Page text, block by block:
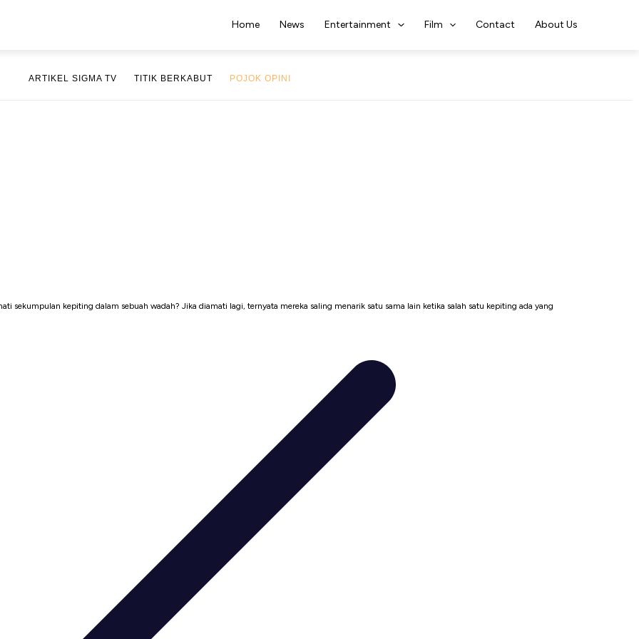
Home News Entertainment Film Contact About Us
ARTIKEL SIGMA TV TITIK BERKABUT POJOK OPINI
sekumpulan kepiting dalam sebuah wadah? Jika diamati lagi, ternyata mereka saling menarik satu sama lain ketika salah satu kepiting ada yang